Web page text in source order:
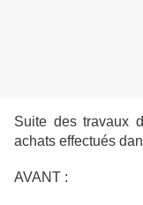
Suite des travaux
achats effectués
AVANT :